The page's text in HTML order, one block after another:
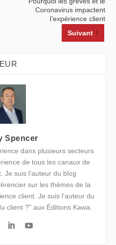
Coronavirus impactent
l’expérience client
Suivant
Spencer
dans plusieurs secteurs
de tous les canaux de
Je suis l'auteur du blog
sur les thèmes de la
client. Je suis l'auteur du
client ?" aux Éditions Kawa.